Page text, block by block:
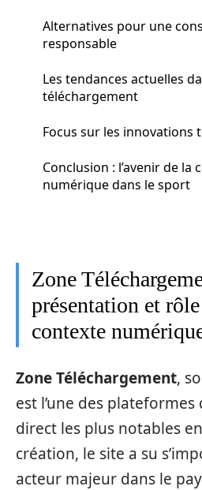
Alternatives pour une
responsable
Les tendances actuelles
téléchargement
Focus sur les innovations
Conclusion : l’avenir de la
numérique dans le sport
Zone
présentation et
contexte
Zone Téléchargement,
est l’une des
direct les plus notables
création, le site a su
acteur majeur dans le